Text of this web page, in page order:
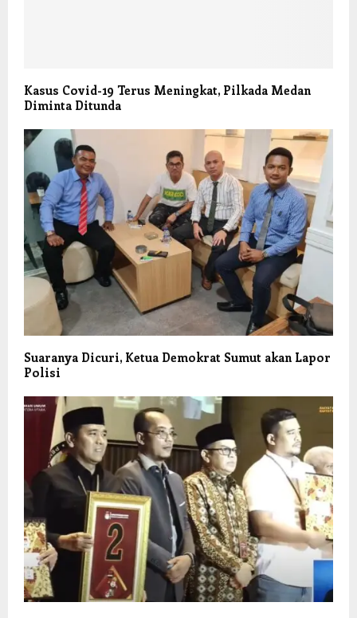
Kasus Covid-19 Terus Meningkat, Pilkada Medan
Diminta Ditunda
Suaranya Dicuri, Ketua Demokrat Sumut akan Lapor
Polisi